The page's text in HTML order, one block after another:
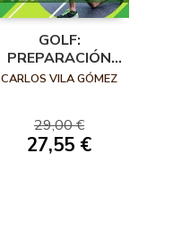
GOLF:
PREPARACIÓN
FÍSICA ACTUAL Y
CARLOS VILA GÓMEZ
29,00 €
27,55 €